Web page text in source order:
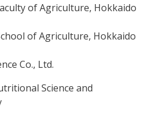
of Agriculture, Hokkaido
of Agriculture, Hokkaido
Co., Ltd.
Science and